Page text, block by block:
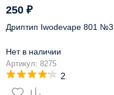
250 ₽
Дриптип Iwodevape 801 №3
Нет в наличии
Артикул: 8275
2